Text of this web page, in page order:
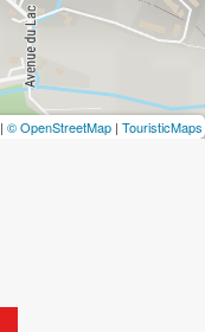
| © OpenStreetMap | TouristicMaps